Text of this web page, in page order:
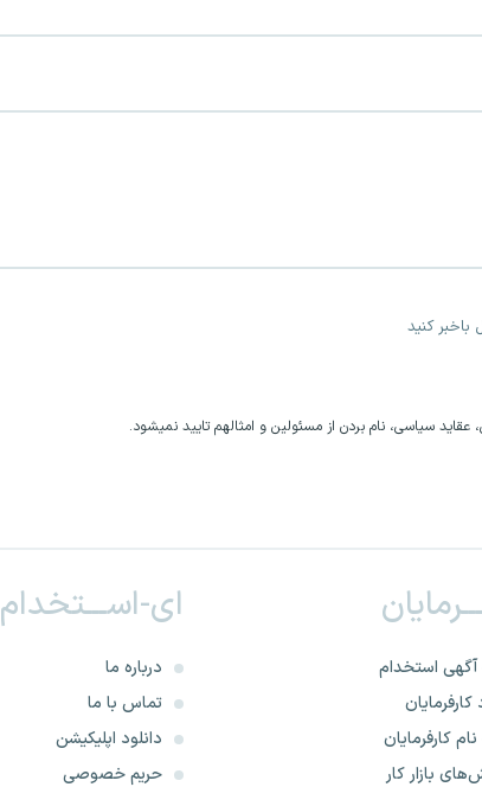
کنید
سیاسی، نام بردن از مسئولین و امثالهم تایید نمیشود.
استخدام
کارفرمایان
کارفرمایان
بازار کار
ای-اســـتخدام
درباره ما
تماس با ما
دانلود اپلیکیشن
حریم خصوصی